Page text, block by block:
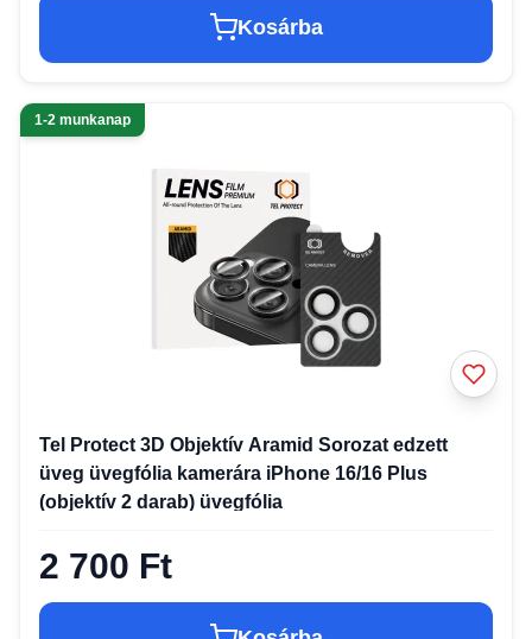
Kosárba
1-2 munkanap
Tel Protect 3D Objektív Aramid Sorozat edzett
üveg üvegfólia kamerára iPhone 16/16 Plus
(objektív 2 darab) üvegfólia
2 700 Ft